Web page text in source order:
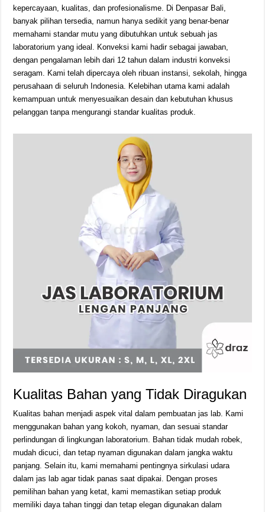
kepercayaan, kualitas, dan profesionalisme. Di Denpasar Bali,
banyak pilihan tersedia, namun hanya sedikit yang benar-benar
memahami standar mutu yang dibutuhkan untuk sebuah jas
laboratorium yang ideal. Konveksi kami hadir sebagai jawaban,
dengan pengalaman lebih dari 12 tahun dalam industri konveksi
seragam. Kami telah dipercaya oleh ribuan instansi, sekolah, hingga
perusahaan di seluruh Indonesia. Kelebihan utama kami adalah
kemampuan untuk menyesuaikan desain dan kebutuhan khusus
pelanggan tanpa mengurangi standar kualitas produk.
Kualitas Bahan yang Tidak Diragukan
Kualitas bahan menjadi aspek vital dalam pembuatan jas lab. Kami
menggunakan bahan yang kokoh, nyaman, dan sesuai standar
perlindungan di lingkungan laboratorium. Bahan tidak mudah robek,
mudah dicuci, dan tetap nyaman digunakan dalam jangka waktu
panjang. Selain itu, kami memahami pentingnya sirkulasi udara
dalam jas lab agar tidak panas saat dipakai. Dengan proses
pemilihan bahan yang ketat, kami memastikan setiap produk
memiliki daya tahan tinggi dan tetap elegan digunakan dalam